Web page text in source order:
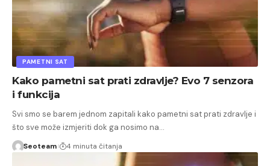
PAMETNI SAT
Kako pametni sat prati zdravlje? Evo 7 senzora
i funkcija
Svi smo se barem jednom zapitali kako pametni sat prati zdravlje i
što sve može izmjeriti dok ga nosimo na…
Seoteam 4 minuta čitanja